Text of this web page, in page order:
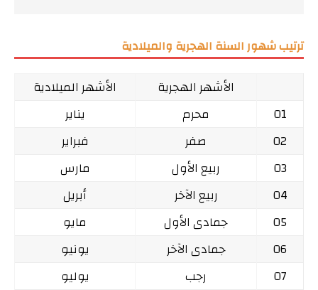
ترتيب شهور السنة الهجرية والميلادية
الأشهر الهجرية
الأشهر الميلادية
01
محرم
يناير
02
صفر
فبراير
03
ربيع الأول
مارس
04
ربيع الآخر
أبريل
05
جمادى الأول
مايو
06
جمادى الآخر
يونيو
07
رجب
يوليو